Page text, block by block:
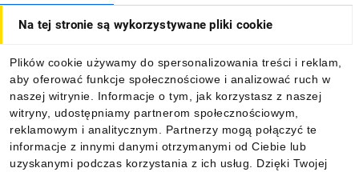
Na tej stronie są wykorzystywane pliki cookie
Plików cookie używamy do spersonalizowania treści i reklam,
aby oferować funkcje społecznościowe i analizować ruch w
naszej witrynie. Informacje o tym, jak korzystasz z naszej
witryny, udostępniamy partnerom społecznościowym,
reklamowym i analitycznym. Partnerzy mogą połączyć te
informacje z innymi danymi otrzymanymi od Ciebie lub
uzyskanymi podczas korzystania z ich usług. Dzięki Twojej
Informacje
Pobierz naszą aplikację mobilną: